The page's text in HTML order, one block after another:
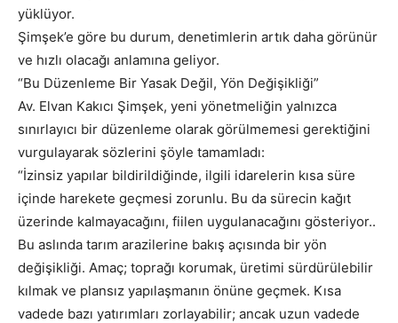
yüklüyor.
Şimşek’e göre bu durum, denetimlerin artık daha görünür
ve hızlı olacağı anlamına geliyor.
“Bu Düzenleme Bir Yasak Değil, Yön Değişikliği”
Av. Elvan Kakıcı Şimşek, yeni yönetmeliğin yalnızca
sınırlayıcı bir düzenleme olarak görülmemesi gerektiğini
vurgulayarak sözlerini şöyle tamamladı:
“İzinsiz yapılar bildirildiğinde, ilgili idarelerin kısa süre
içinde harekete geçmesi zorunlu. Bu da sürecin kağıt
üzerinde kalmayacağını, fiilen uygulanacağını gösteriyor..
Bu aslında tarım arazilerine bakış açısında bir yön
değişikliği. Amaç; toprağı korumak, üretimi sürdürülebilir
kılmak ve plansız yapılaşmanın önüne geçmek. Kısa
vadede bazı yatırımları zorlayabilir; ancak uzun vadede